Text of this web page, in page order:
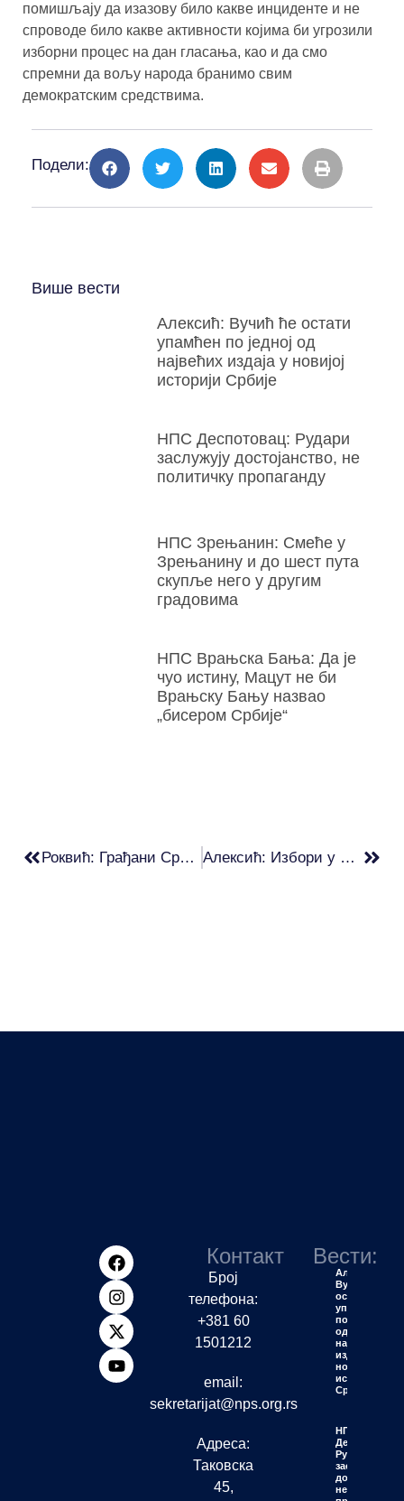
помишљају да изазову било какве инциденте и не
спроводе било какве активности којима би угрозили
изборни процес на дан гласања, као и да смо
спремни да вољу народа бранимо свим
демократским средствима.
Подели:
Више вести
Алексић: Вучић ће остати
упамћен по једној од
највећих издаја у новијој
историји Србије
НПС Деспотовац: Рудари
заслужују достојанство, не
политичку пропаганду
НПС Зрењанин: Смеће у
Зрењанину и до шест пута
скупље него у другим
градовима
НПС Врањска Бања: Да је
чуо истину, Мацут не би
Врањску Бању назвао
„бисером Србије“
Роквић: Грађани Србије живе тешко, али су спремни за промене Алексић: Избори у Београду морају да се пониште, десила се велика крађа изборне воље
Контакт
Број
телефона:
+381 60
1501212
email:
sekretarijat@nps.org.rs
Адреса:
Таковска
45,
Вести:
Алексић:
Вучић ће
остати
упамћен
по једној
од
највећих
издаја у
новијој
историји
Србије
НПС
Деспотовац:
Рудари
заслужују
достојанство,
не политичку